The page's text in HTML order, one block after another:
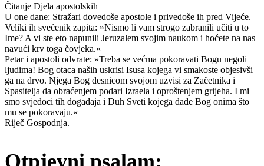
Čitanje Djela apostolskih
U one dane: Stražari dovedoše apostole i privedoše ih pred Vijeće.
Veliki ih svećenik zapita: »Nismo li vam strogo zabranili učiti u to
Ime? A vi ste eto napunili Jeruzalem svojim naukom i hoćete na nas
navući krv toga čovjeka.«
Petar i apostoli odvrate: »Treba se većma pokoravati Bogu negoli
ljudima! Bog otaca naših uskrisi Isusa kojega vi smakoste objesivši
ga na drvo. Njega Bog desnicom svojom uzvisi za Začetnika i
Spasitelja da obraćenjem podari Izraela i oproštenjem grijeha. I mi
smo svjedoci tih događaja i Duh Sveti kojega dade Bog onima što
mu se pokoravaju.«
Riječ Gospodnja.